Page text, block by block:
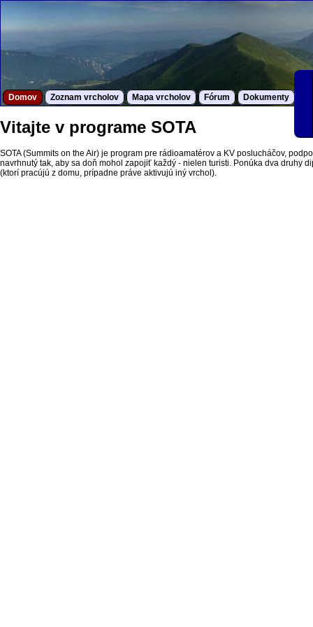
Domov Zoznam vrcholov Mapa vrcholov Fórum Dokumenty
Vitajte v programe SOTA
SOTA (Summits on the Air) je program pre rádioamatérov a KV poslucháčov,
navrhnutý tak, aby sa doň mohol zapojiť každý - nielen turisti. Ponúka dva druhy
(ktorí pracújú z domu, prípadne práve aktivujú iný vrchol).